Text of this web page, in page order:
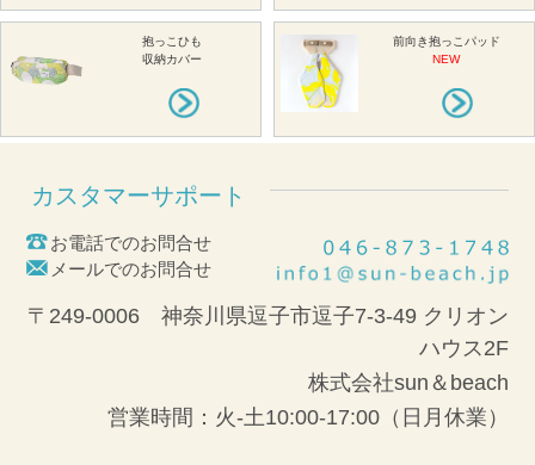
抱っこひも
収納カバー
前向き抱っこパッド
NEW
カスタマーサポート
お電話でのお問合せ
メールでのお問合せ
〒249-0006 神奈川県逗子市逗子7-3-49 クリオン
ハウス2F
株式会社sun＆beach
営業時間：火-土10:00-17:00（日月休業）